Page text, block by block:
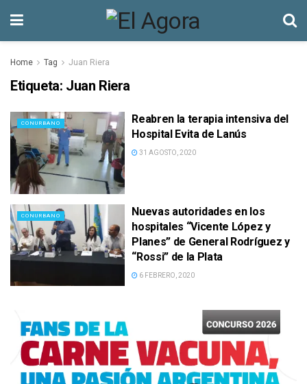
Home Tag Juan Riera
Etiqueta: Juan Riera
CONURBANO
Reabren la terapia intensiva del
Hospital Evita de Lanús
31 AGOSTO, 2020
CONURBANO
Nuevas autoridades en los
hospitales “Vicente López y
Planes” de General Rodríguez y
“Rossi” de la Plata
6 FEBRERO, 2020